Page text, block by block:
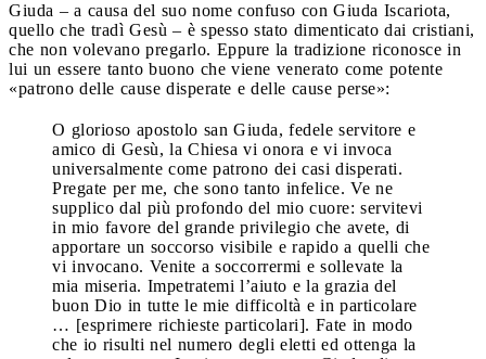
Giuda – a causa del suo nome confuso con Giuda Iscariota,
quello che tradì Gesù – è spesso stato dimenticato dai cristiani,
che non volevano pregarlo. Eppure la tradizione riconosce in
lui un essere tanto buono che viene venerato come potente
«patrono delle cause disperate e delle cause perse»:
O glorioso apostolo san Giuda, fedele servitore e
amico di Gesù, la Chiesa vi onora e vi invoca
universalmente come patrono dei casi disperati.
Pregate per me, che sono tanto infelice. Ve ne
supplico dal più profondo del mio cuore: servitevi
in mio favore del grande privilegio che avete, di
apportare un soccorso visibile e rapido a quelli che
vi invocano. Venite a soccorrermi e sollevate la
mia miseria. Impetratemi l’aiuto e la grazia del
buon Dio in tutte le mie difficoltà e in particolare
… [esprimere richieste particolari]. Fate in modo
che io risulti nel numero degli eletti ed ottenga la